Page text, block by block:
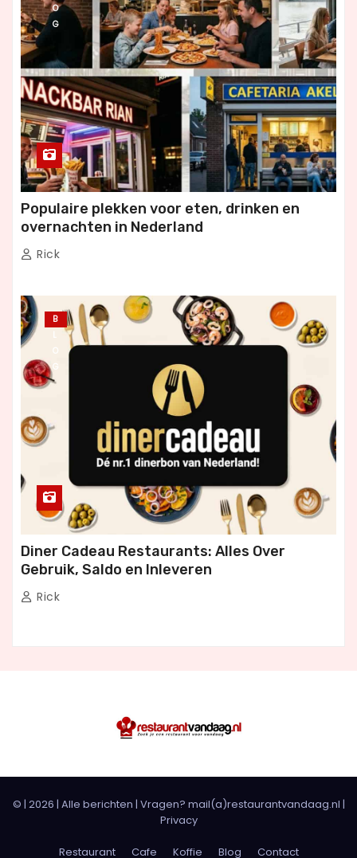
O
G
Populaire plekken voor eten, drinken en
overnachten in Nederland
Rick
B
L
O
G
Diner Cadeau Restaurants: Alles Over
Gebruik, Saldo en Inleveren
Rick
© | 2026 | Alle berichten | Vragen? mail(a)restaurantvandaag.nl |
Privacy
Restaurant Cafe Koffie Blog Contact